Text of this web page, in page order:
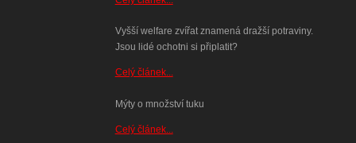
Vyšší welfare zvířat znamená dražší potraviny.
Jsou lidé ochotni si připlatit?
Celý článek...
Mýty o množství tuku
Celý článek...